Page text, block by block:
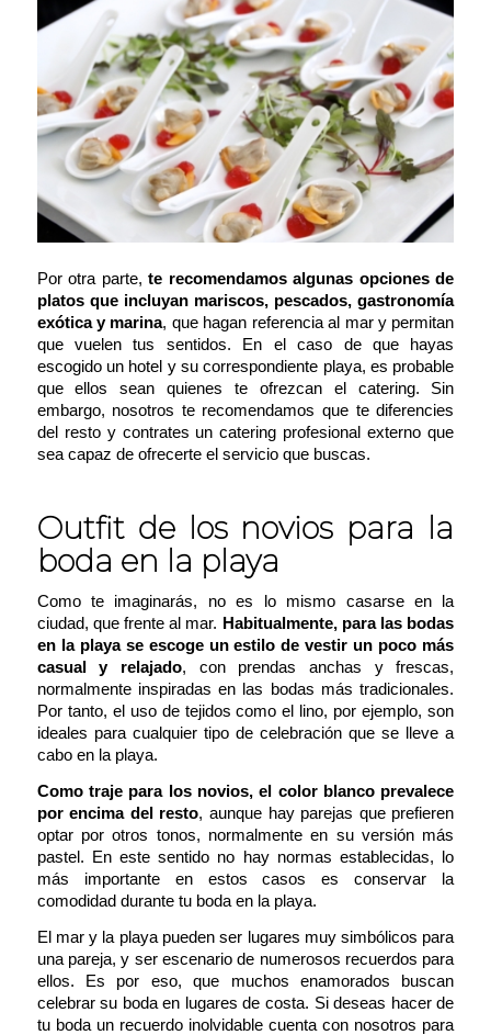
Por otra parte,te recomendamos algunas opciones de
platos que incluyan mariscos, pescados, gastronomía
exótica y marina, que hagan referencia al mar y permitan
que vuelen tus sentidos. En el caso de que hayas
escogido un hotel y su correspondiente playa, es probable
que ellos sean quienes te ofrezcan el catering. Sin
embargo, nosotros te recomendamos que te diferencies
del resto y contrates un catering profesional externo que
sea capaz de ofrecerte el servicio que buscas.
Outfit de los novios para la
boda en la playa
Como te imaginarás, no es lo mismo casarse en la
ciudad, que frente al mar. Habitualmente, para las bodas
en la playa se escoge un estilo de vestir un poco más
casual y relajado, con prendas anchas y frescas,
normalmente inspiradas en las bodas más tradicionales.
Por tanto, el uso de tejidos como el lino, por ejemplo, son
ideales para cualquier tipo de celebración que se lleve a
cabo en la playa.
Como traje para los novios, el color blanco prevalece
por encima del resto, aunque hay parejas que prefieren
optar por otros tonos, normalmente en su versión más
pastel. En este sentido no hay normas establecidas, lo
más importante en estos casos es conservar la
comodidad durante tu boda en la playa.
El mar y la playa pueden ser lugares muy simbólicos para
una pareja, y ser escenario de numerosos recuerdos para
ellos. Es por eso, que muchos enamorados buscan
celebrar su boda en lugares de costa. Si deseas hacer de
tu boda un recuerdo inolvidable cuenta con nosotros para